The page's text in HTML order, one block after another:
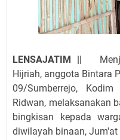
LENSAJATIM ||
Hijriah, anggota Bintara
09/Sumberrejo,
Ridwan, melaksanakan
bingkisan kepada
diwilayah binaan,